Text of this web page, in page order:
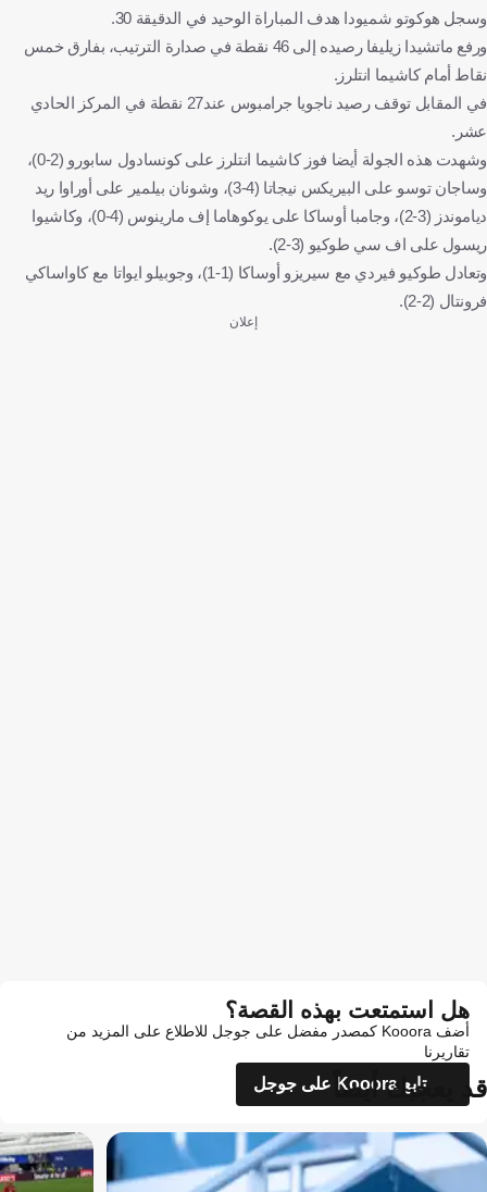
طوكيو فيردي 1969
كونسادول سابورو
كاواساكي فرونتالي
شونان بيلمار
سيجان توسو
ماكيدا زيلفيا
وسجل هوكوتو شميودا هدف المباراة الوحيد في الدقيقة 30.
ورفع ماتشيدا زيليفا رصيده إلى 46 نقطة في صدارة الترتيب، بفارق خمس
نقاط أمام كاشيما انتلرز.
في المقابل توقف رصيد ناجويا جرامبوس عند27 نقطة في المركز الحادي
عشر.
وشهدت هذه الجولة أيضا فوز كاشيما انتلرز على كونسادول سابورو (2-0)،
وساجان توسو على البيريكس نيجاتا (4-3)، وشونان بيلمير على أوراوا ريد
دياموندز (3-2)، وجامبا أوساكا على يوكوهاما إف مارينوس (4-0)، وكاشيوا
ريسول على اف سي طوكيو (3-2).
وتعادل طوكيو فيردي مع سيريزو أوساكا (1-1)، وجوبيلو ايواتا مع كاواساكي
فرونتال (2-2).
إعلان
هل استمتعت بهذه القصة؟
أضف Kooora كمصدر مفضل على جوجل للاطلاع على المزيد من
تقاريرنا
تابع Kooora على جوجل
قد يعجبك أيضاً